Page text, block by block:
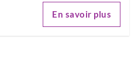
En savoir plus